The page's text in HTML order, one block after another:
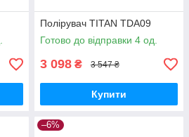
Полірувач TITAN TDA09
Готово до відправки 4 од.
3 098 ₴ 3 547 ₴
Купити
–6%